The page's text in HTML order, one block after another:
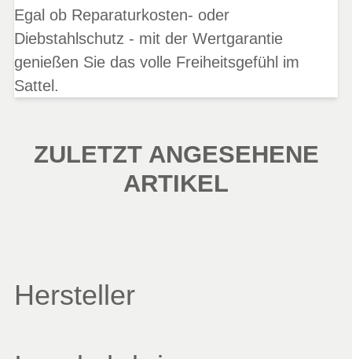
Egal ob Reparaturkosten- oder
Diebstahlschutz - mit der Wertgarantie
genießen Sie das volle Freiheitsgefühl im
Sattel.
ZULETZT ANGESEHENE
ARTIKEL
Hersteller